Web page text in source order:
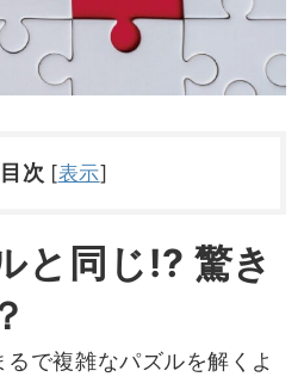
目次 [表示]
と同じ!? 驚き
で複雑なパズルを解くよ